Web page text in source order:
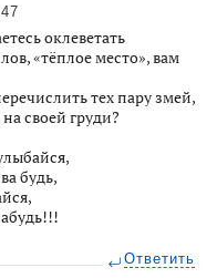
оклеветать
«тёплое место», вам
тех пару змей,
своей груди?
будь,
Ответить